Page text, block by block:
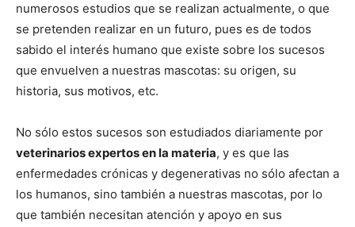
numerosos estudios que se realizan actualmente, o que
se pretenden realizar en un futuro, pues es de todos
sabido el interés humano que existe sobre los sucesos
que envuelven a nuestras mascotas: su origen, su
historia, sus motivos, etc.
No sólo estos sucesos son estudiados diariamente por
veterinarios expertos en la materia, y es que las
enfermedades crónicas y degenerativas no sólo afectan a
los humanos, sino también a nuestras mascotas, por lo
que también necesitan atención y apoyo en sus